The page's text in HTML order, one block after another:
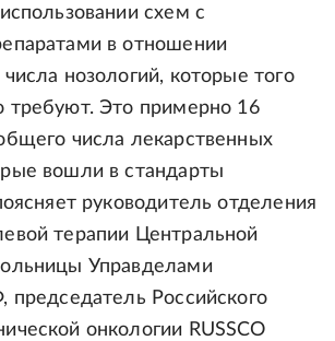
схем с
в отношении
числа нозологий, которые того
требуют. Это примерно 16
числа лекарственных
вошли в стандарты
руководитель отделения
терапии Центральной
Управделами
председатель Российского
онкологии RUSSCO